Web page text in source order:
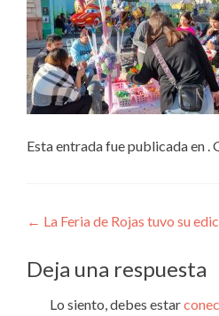
Esta entrada fue publicada en .
Navegación
de
entradas
← La Feria de Rojas tuvo su
Deja una respuesta
Lo siento, debes estar